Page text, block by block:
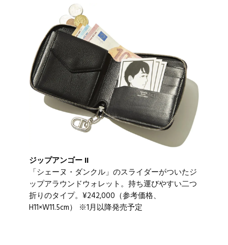
ジップアンゴー II
「シェーヌ・ダンクル」のスライダーがついたジ
ップアラウンドウォレット。持ち運びやすい二つ
折りのタイプ。¥242,000（参考価格、
H11×W11.5cm） ※1月以降発売予定